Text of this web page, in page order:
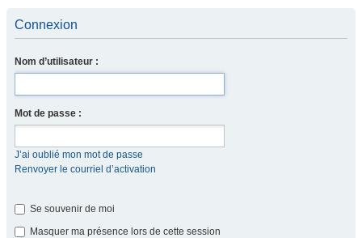
Connexion
Nom d’utilisateur :
Mot de passe :
J’ai oublié mon mot de passe
Renvoyer le courriel d’activation
Se souvenir de moi
Masquer ma présence lors de cette session